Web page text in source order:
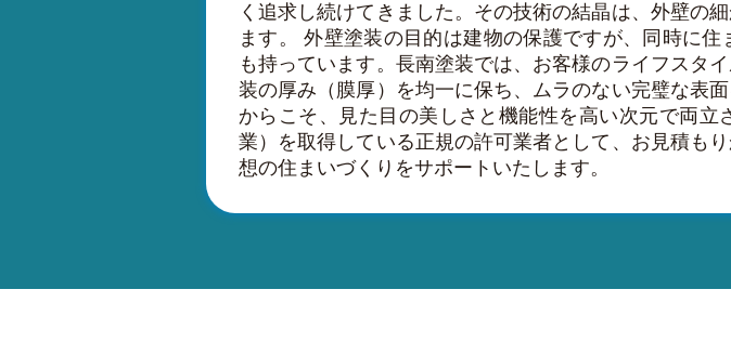
く追求し続けてきました。その技術の結晶は、外壁の
ます。 外壁塗装の目的は建物の保護ですが、同時に
も持っています。長南塗装では、お客様のライフスタ
装の厚み（膜厚）を均一に保ち、ムラのない完璧な表
からこそ、見た目の美しさと機能性を高い次元で両
業）を取得している正規の許可業者として、お見積も
想の住まいづくりをサポートいたします。